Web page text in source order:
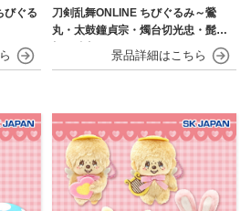
びぐる
刀剣乱舞ONLINE ちびぐるみ～鶯
丸・太鼓鐘貞宗・燭台切光忠・髭